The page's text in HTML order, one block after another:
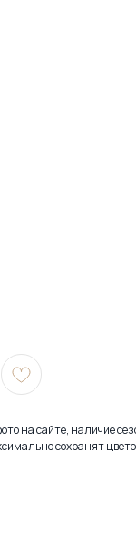
на сайте, наличие
сохранят